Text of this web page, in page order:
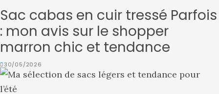
Sac cabas en cuir tressé Parfois
: mon avis sur le shopper
marron chic et tendance
30/05/2026